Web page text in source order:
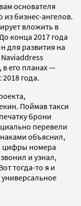
основателя
бизнес-ангелов.
вложить в
конца 2017 года
для развития на
его планах —
года.
Поймав такси
брони
перевели
объяснил,
цифры номера
и узнал,
тогда-то я и